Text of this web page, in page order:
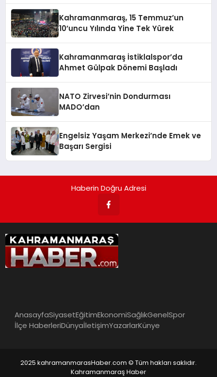
Kahramanmaraş, 15 Temmuz’un
10’uncu Yılında Yine Tek Yürek
Kahramanmaraş İstiklalspor’da
Ahmet Gülpak Dönemi Başladı
NATO Zirvesi’nin Dondurması
MADO’dan
Engelsiz Yaşam Merkezi’nde Emek ve
Başarı Sergisi
Haberin Doğru Adresi
AnasayfaSiyasetEğitimEkonomiSağlıkGenelSpor
İlçe HaberleriDünyaİletişimYazarlarKünye
2025 kahramanmarasHaber.com © Tüm hakları saklıdır.
Kahramanmaraş Haber